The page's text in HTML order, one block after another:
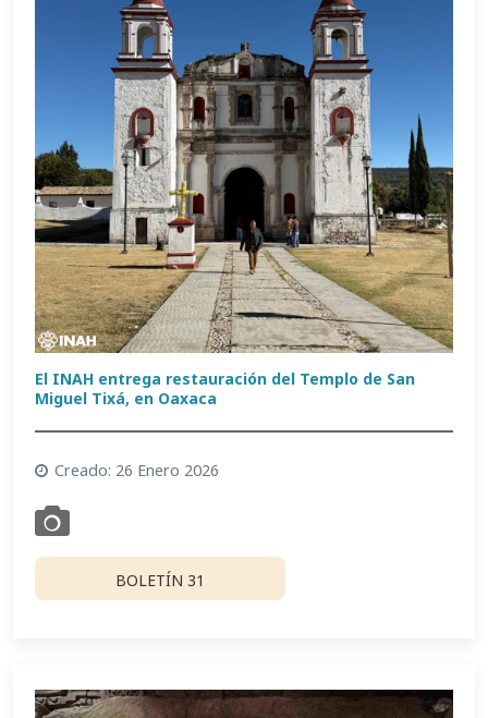
El INAH entrega restauración del Templo de San
Miguel Tixá, en Oaxaca
Creado: 26 Enero 2026
BOLETÍN 31